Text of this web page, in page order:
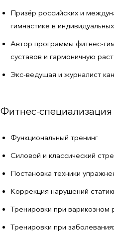
Призёр российских и
гимнастике в
Автор программы фитнес-
суставов и гармоничную
Экс-ведущая и журналист
Фитнес-специализация
Функциональный тренинг
Силовой и классический
Постановка техники
Коррекция нарушений
Тренировки при варикозном
Тренировки при